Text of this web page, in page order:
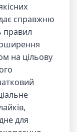
справжню
правил
на цільову
для